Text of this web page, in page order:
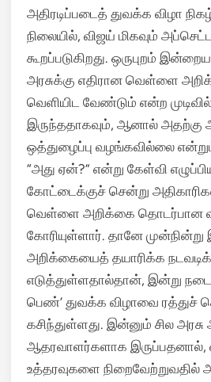
அதிரடிப்படைத் துவக்க விழா
நிலையில், விஜய் மிகவும்
கூறப்படுகிறது. ஒருபுறம்
அரசுக்கு எதிரான வெள்ளை
வெளியிட வேண்டும் என்ற
இருந்ததாகவும், ஆனால் அதற்கு
ஒத்துழைப்பு வழங்கவில்லை என்றும்
“அது ஏன்?” என்று கேள்வி
கோட்டைக்குச் சென்று
வெள்ளை அறிக்கை தொடர்பான
கோரியுள்ளார். தானே
அறிக்கையைத் தயாரிக்க
எடுத்துள்ளதால்தான், இன்று
பெண்’ துவக்க விழாவை ரத்துச்
கசிந்துள்ளது. இன்னும் சில அரசு
ஆதரவாளர்களாக இருப்பதனால்,
உத்தரவுகளை